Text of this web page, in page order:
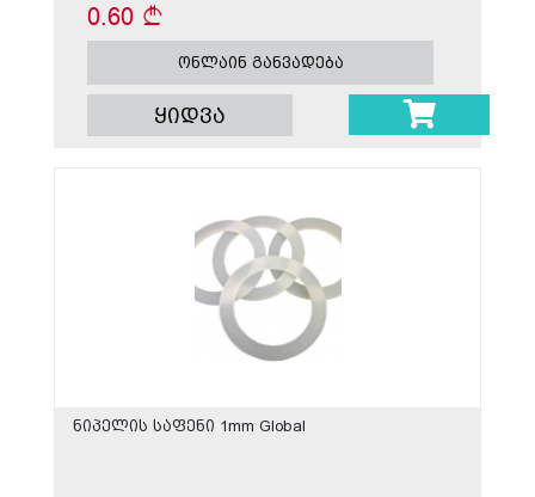
0.60
ონლაინ განვადება
ყიდვა
ნიპელის საფენი 1mm Global